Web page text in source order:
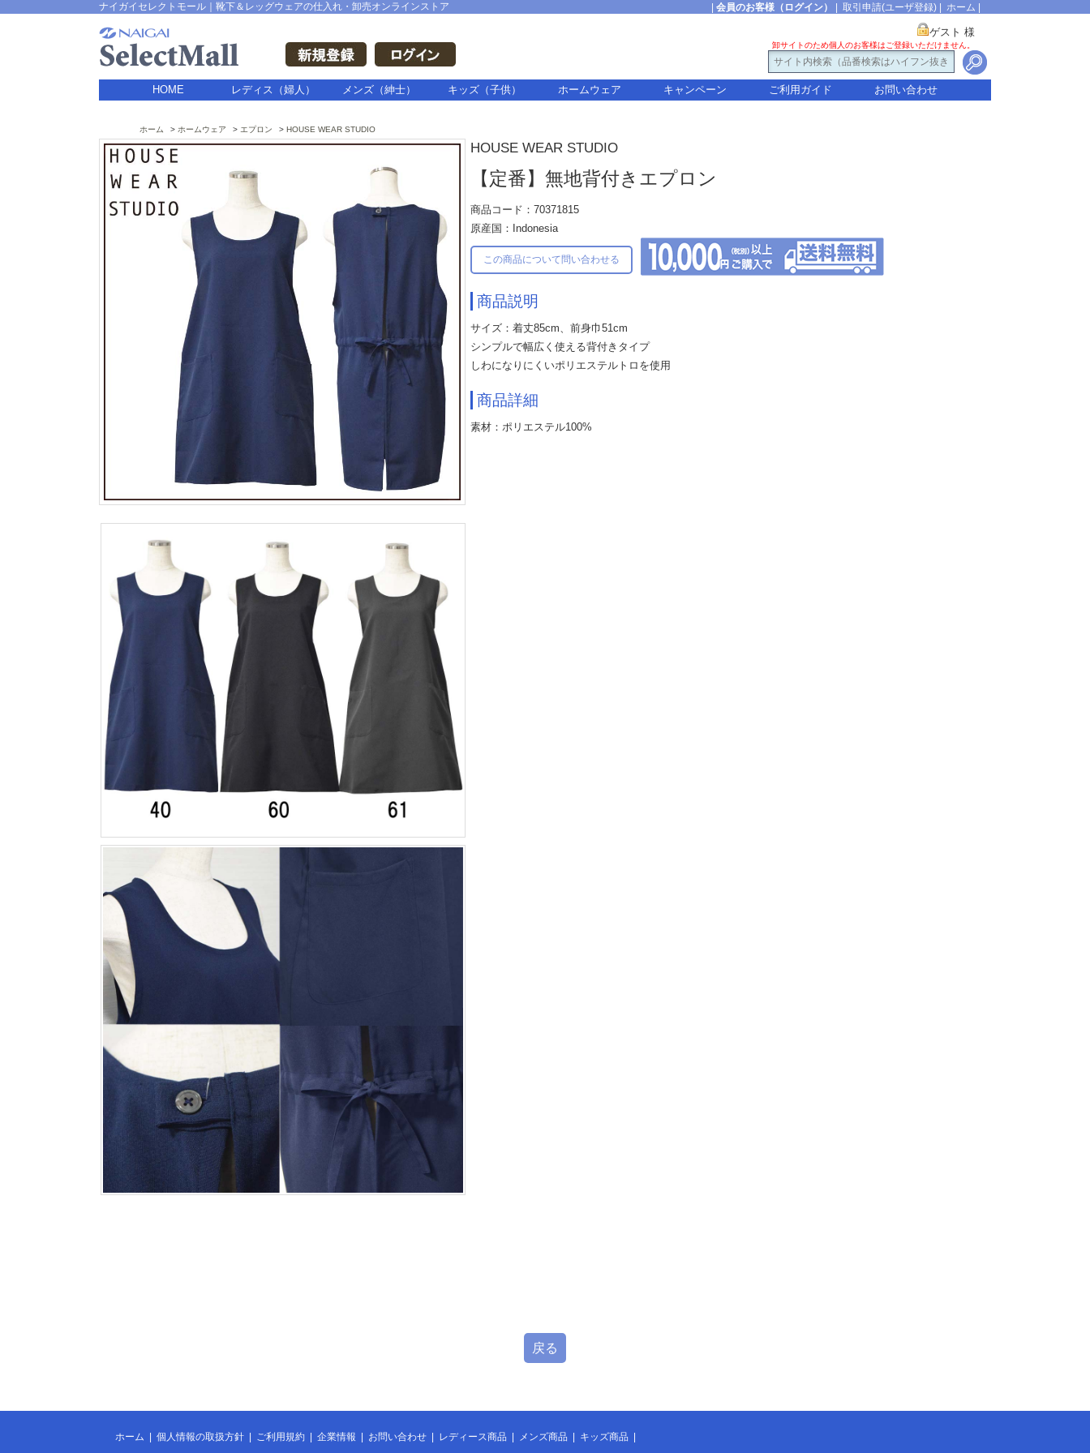
ナイガイセレクトモール｜靴下＆レッグウェアの仕入れ・卸売オンラインストア 会員のお客様（ログイン） 取引申請(ユーザ登録) ホーム
ゲスト 様
卸サイトのため個人のお客様はご登録いただけません。
HOME レディス（婦人） メンズ（紳士） キッズ（子供） ホームウェア キャンペーン ご利用ガイド お問い合わせ
ホーム ホームウェア エプロン HOUSE WEAR STUDIO
HOUSE WEAR STUDIO
【定番】無地背付きエプロン
商品コード：70371815
原産国：Indonesia
この商品について問い合わせる
商品説明
サイズ：着丈85cm、前身巾51cm
シンプルで幅広く使える背付きタイプ
しわになりにくいポリエステルトロを使用
商品詳細
素材：ポリエステル100%
戻る
ホーム 個人情報の取扱方針 ご利用規約 企業情報 お問い合わせ レディース商品 メンズ商品 キッズ商品